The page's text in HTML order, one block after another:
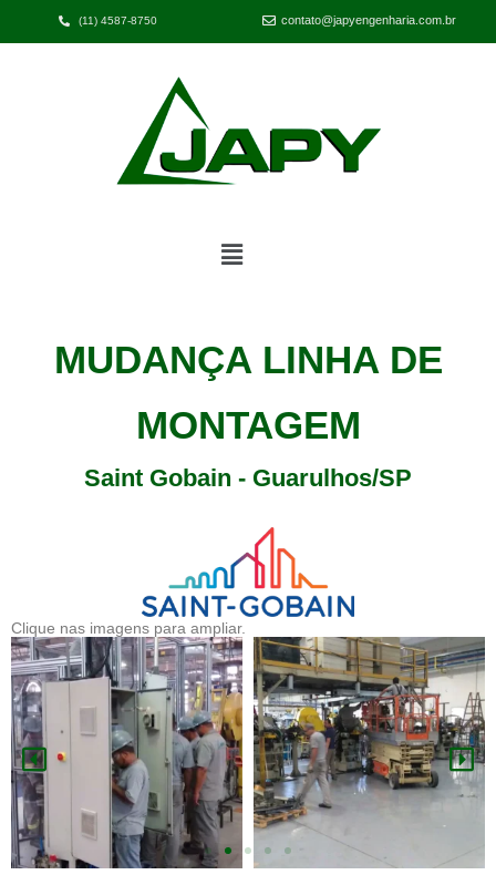
(11) 4587-8750 contato@japyengenharia.com.br
MUDANÇA LINHA DE
MONTAGEM
Saint Gobain - Guarulhos/SP
Clique nas imagens para ampliar.